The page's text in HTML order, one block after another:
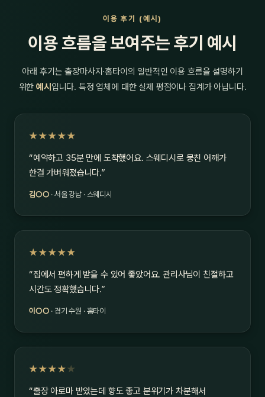
이용 후기 (예시)
이용 흐름을 보여주는 후기 예시
아래 후기는 출장마사지·홈타이의 일반적인 이용 흐름을 설명하기
위한예시 입니다. 특정 업체에 대한 실제 평점이나 집계가 아닙니다.
★★★★★
“예약하고 35분 만에 도착했어요. 스웨디시로 뭉친 어깨가
한결 가벼워졌습니다.”
김○○ · 서울 강남 · 스웨디시
★★★★★
“집에서 편하게 받을 수 있어 좋았어요. 관리사님이 친절하고
시간도 정확했습니다.”
이○○ · 경기 수원 · 홈타이
★★★★ ★
“출장 아로마 받았는데 향도 좋고 분위기가 차분해서